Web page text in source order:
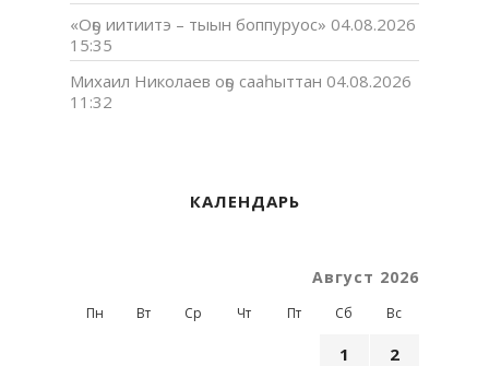
«Оҕо иитиитэ – тыын боппуруос» 04.08.2026
15:35
Михаил Николаев оҕо сааһыттан 04.08.2026
11:32
КАЛЕНДАРЬ
Август 2026
Пн Вт Ср Чт Пт Сб Вс
1
2